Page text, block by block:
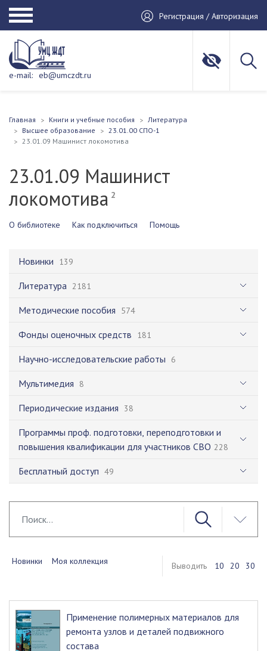
Регистрация / Авторизация
e-mail: eb@umczdt.ru
Главная Книги и учебные пособия
Литература
Высшее образование
23.01.00 СПО-1
23.01.09 Машинист локомотива
23.01.09 Машинист
локомотива2
О библиотеке Как подключиться Помощь
Новинки 139
Литература 2181
Методические пособия 574
Фонды оценочных средств 181
Научно-исследовательские работы 6
Мультимедия 8
Периодические издания 38
Программы проф. подготовки, переподготовки и
повышения квалификации для участников СВО 228
Бесплатный доступ 49
Новинки Моя коллекция Выводить 10 20 30
Применение полимерных материалов для
ремонта узлов и деталей подвижного
состава